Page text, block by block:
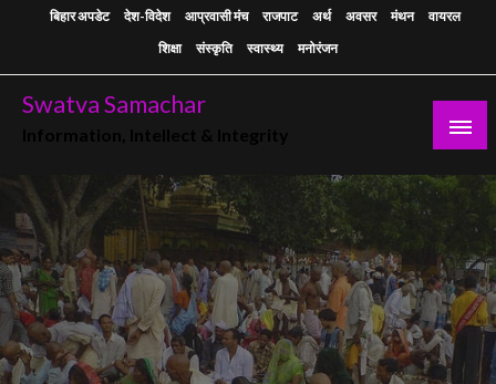
बिहार अपडेट देश-विदेश आप्रवासी मंच राजपाट अर्थ अवसर मंथन
वायरल
शिक्षा
संस्कृति स्वास्थ्य मनोरंजन
Swatva Samachar